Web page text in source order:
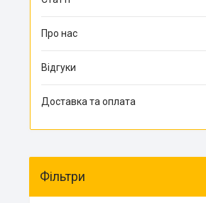
Про нас
Відгуки
Доставка та оплата
Фільтри